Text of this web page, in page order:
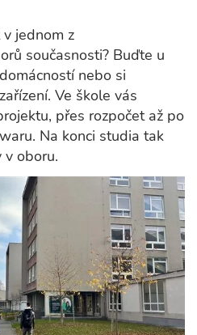
jednom z
současnosti? Buďte u
nebo si
Ve škole vás
přes rozpočet až po
Na konci studia tak
v oboru.